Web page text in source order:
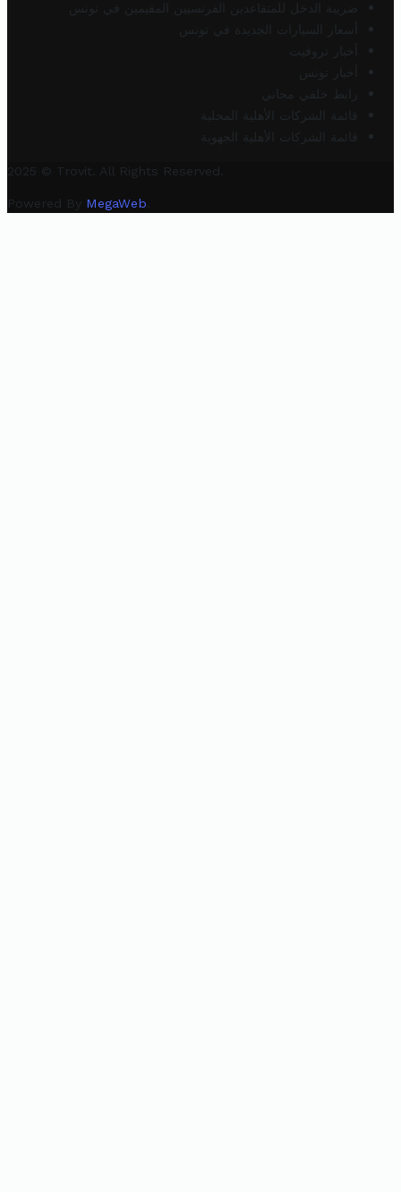
ضريبة الدخل للمتقاعدين الفرنسيين المقيمين في تونس
أسعار السيارات الجديدة في تونس
أخبار تروفيت
أخبار تونس
رابط خلفي مجاني
قائمة الشركات الأهلية المحلية
قائمة الشركات الأهلية الجهوية
2025 © Trovit. All Rights Reserved.
Powered By MegaWeb